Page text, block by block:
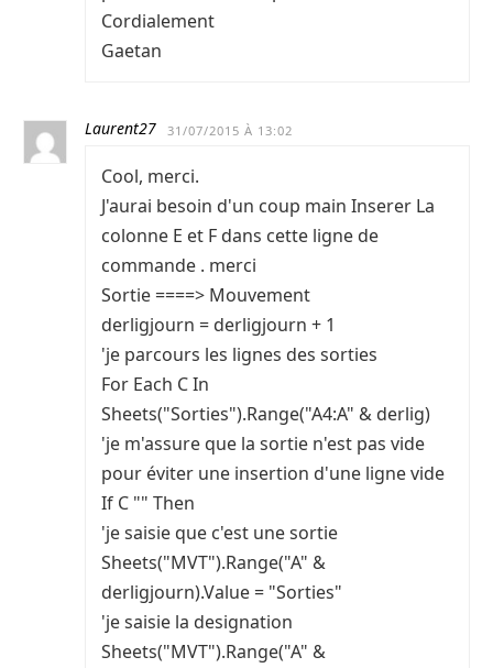
Cordialement
Gaetan
Laurent27 31/07/2015 À 13:02
Cool, merci.
J'aurai besoin d'un coup main Inserer La
colonne E et F dans cette ligne de
commande . merci
Sortie ====> Mouvement
derligjourn = derligjourn + 1
'je parcours les lignes des sorties
For Each C In
Sheets("Sorties").Range("A4:A" & derlig)
'je m'assure que la sortie n'est pas vide
pour éviter une insertion d'une ligne vide
If C "" Then
'je saisie que c'est une sortie
Sheets("MVT").Range("A" &
derligjourn).Value = "Sorties"
'je saisie la designation
Sheets("MVT").Range("A" &